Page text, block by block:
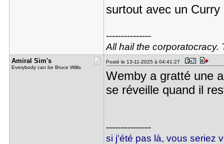
surtout avec un
---------------
All hail the corporatocracy.
Amiral Sim​'s
Everybody can be Bruce Willis
Posté le 13-11-2025 à 04:41:27
Wemby a gratté une
se réveille quand il
---------------
si j'été pas là, vous seriez